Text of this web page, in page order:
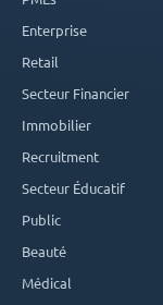
Enterprise
Retail
Secteur Financier
Immobilier
Recruitment
Secteur Éducatif
Public
Beauté
Médical